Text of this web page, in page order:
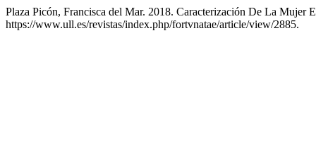
Plaza Picón, Francisca del Mar. 2018. Caracterización De La
https://www.ull.es/revistas/index.php/fortvnatae/article/view/2885.